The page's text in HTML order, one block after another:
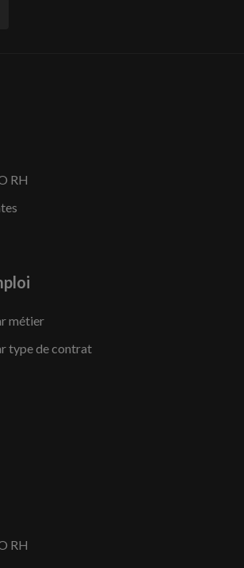
RH
métier
type de contrat
RH